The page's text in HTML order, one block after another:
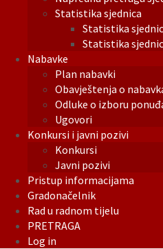
Statistika sjednica
Statistika
Statistika
Nabavke
Plan nabavki
Obavještenja o
Odluke o izboru
Ugovori
Konkursi i javni pozivi
Konkursi
Javni pozivi
Pristup informacijama
Gradonačelnik
Rad u radnom tijelu
PRETRAGA
Log in